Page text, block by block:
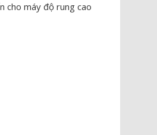
cho máy độ rung cao